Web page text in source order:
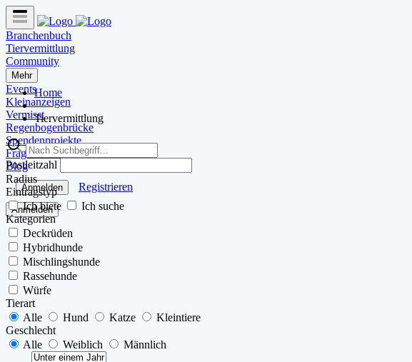
Branchenbuch
Tiervermittlung
Community
Mehr
Events
Kleinanzeigen
Vermisst
Regenbogenbrücke
Spendenprojekte
Fragen & Antworten
Blog
Anmelden Registrieren
Anmelden
Home
Tiervermittlung
Postleitzahl
Radius
Eintragstyp
Ich biete
Ich suche
Kategorien
Deckrüden
Hybridhunde
Mischlingshunde
Rassehunde
Würfe
Tierart
Alle
Hund Katze
Kleintiere
Geschlecht
Alle
Weiblich Männlich